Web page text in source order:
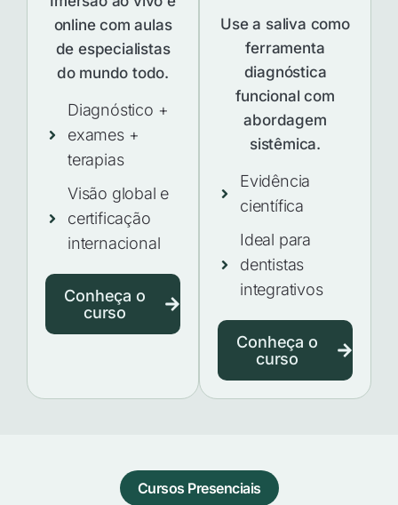
online com aulas
de especialistas
do mundo todo.
Diagnóstico +
exames +
terapias
Visão global e
certificação
internacional
Conheça o
curso
Use a saliva como
ferramenta
diagnóstica
funcional com
abordagem
sistêmica.
Evidência
científica
Ideal para
dentistas
integrativos
Conheça o
curso
Cursos Presenciais